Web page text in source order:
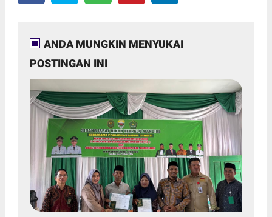
ANDA MUNGKIN MENYUKAI
POSTINGAN INI